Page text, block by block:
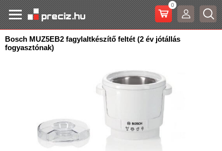
0
Bosch MUZ5EB2 fagylaltkészítő feltét (2 év jótállás
fogyasztónak)